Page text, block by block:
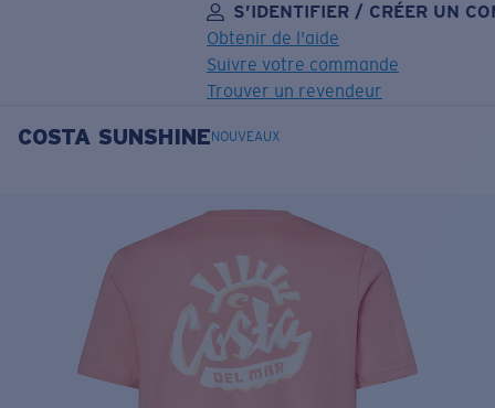
S’IDENTIFIER / CRÉER UN
Obtenir de l'aide
Suivre votre commande
Trouver un revendeur
OBJECTIF MIS À JOURAJOUTÉ AU PANIER!
Prix :
Quantité:
Prix : Gratuit
Quantité:
COSTA SUNSHINE NOUVEAUX